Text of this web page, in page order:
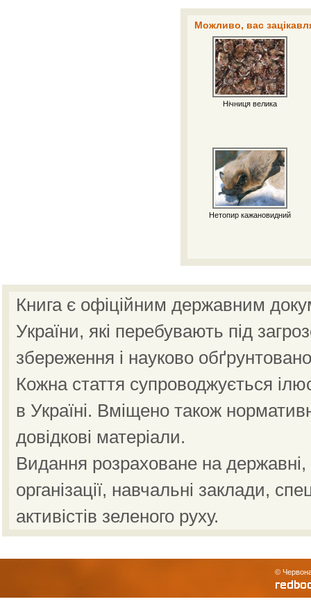
Можливо, вас
Нічниця велика
Нетопир кажановидний
Книга є офіційним державним
України, які перебувають під
збереження і науково
Кожна стаття супроводжується
в Україні. Вміщено також
довідкові матеріали.
Видання розраховане на державні,
організації, навчальні заклади,
активістів зеленого руху.
©